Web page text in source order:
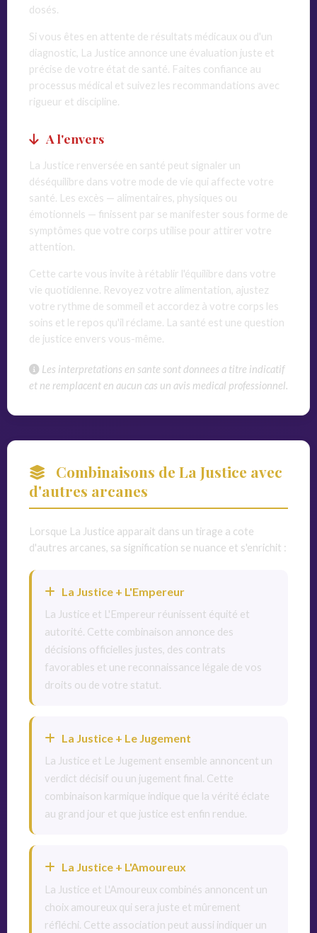
dosés.
Si vous êtes en attente de résultats médicaux ou d'un
diagnostic, La Justice annonce une évaluation juste et
précise de votre état de santé. Faites confiance au
processus médical et suivez les recommandations avec
rigueur et discipline.
A l'envers
La Justice renversée en santé peut signaler un
déséquilibre dans votre mode de vie qui affecte votre
santé. Les excès — alimentaires, physiques ou
émotionnels — finissent par se manifester sous forme de
symptômes que votre corps utilise pour attirer votre
attention.
Cette carte vous invite à rétablir l'équilibre dans votre
vie quotidienne. Revoyez votre alimentation, ajustez
votre rythme de sommeil et accordez à votre corps les
soins et le repos qu'il réclame. La santé est une question
de justice envers vous-même.
Les interpretations en sante sont donnees a titre indicatif
et ne remplacent en aucun cas un avis medical professionnel.
Combinaisons de La Justice avec
d'autres arcanes
Lorsque La Justice apparait dans un tirage a cote
d'autres arcanes, sa signification se nuance et s'enrichit :
La Justice + L'Empereur
La Justice et L'Empereur réunissent équité et
autorité. Cette combinaison annonce des
décisions officielles justes, des contrats
favorables et une reconnaissance légale de vos
droits ou de votre statut.
La Justice + Le Jugement
La Justice et Le Jugement ensemble annoncent un
verdict décisif ou un jugement final. Cette
combinaison karmique indique que la vérité éclate
au grand jour et que justice est enfin rendue.
La Justice + L'Amoureux
La Justice et L'Amoureux combinés annoncent un
choix amoureux qui sera juste et mûrement
réfléchi. Cette association peut aussi indiquer un